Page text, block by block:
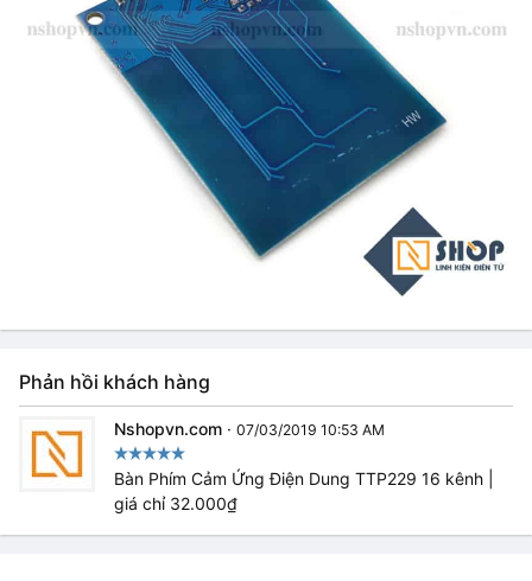
Phản hồi khách hàng
Nshopvn.com · 07/03/2019 10:53 AM
Bàn Phím Cảm Ứng Điện Dung TTP229 16 kênh |
giá chỉ 32.000₫